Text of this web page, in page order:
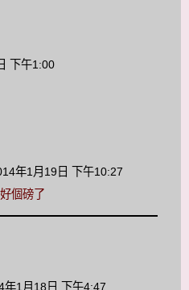
下午1:00
年1月19日 下午10:27
個磅了
年1月18日 下午4:47